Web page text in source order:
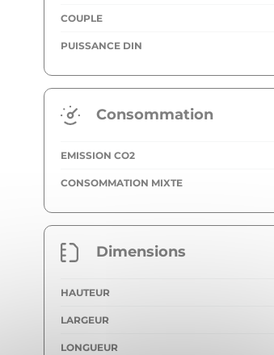
COUPLE
PUISSANCE DIN
Consommation
EMISSION CO2
CONSOMMATION MIXTE
Dimensions
HAUTEUR
LARGEUR
LONGUEUR